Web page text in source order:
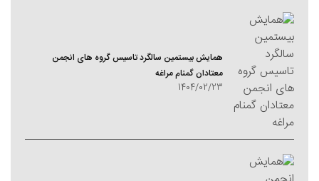
همایش بیستمین سالگرد تاسیس گروه های انجمن
معتادان گمنام مراغه
1404/02/23